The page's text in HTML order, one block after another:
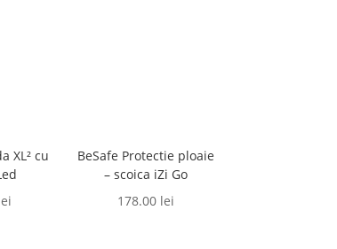
XL² cu
BeSafe Protectie ploaie
– scoica iZi Go
178.00 lei